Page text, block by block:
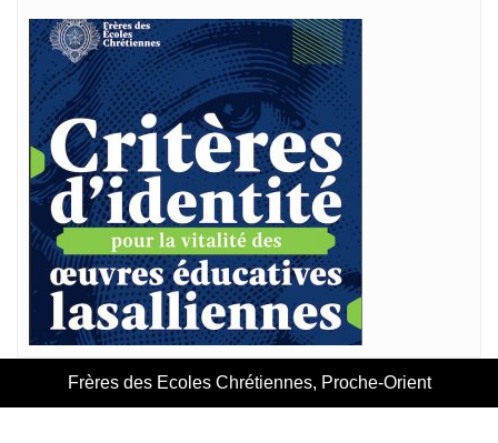
Frères des Ecoles Chrétiennes, Proche-Orient